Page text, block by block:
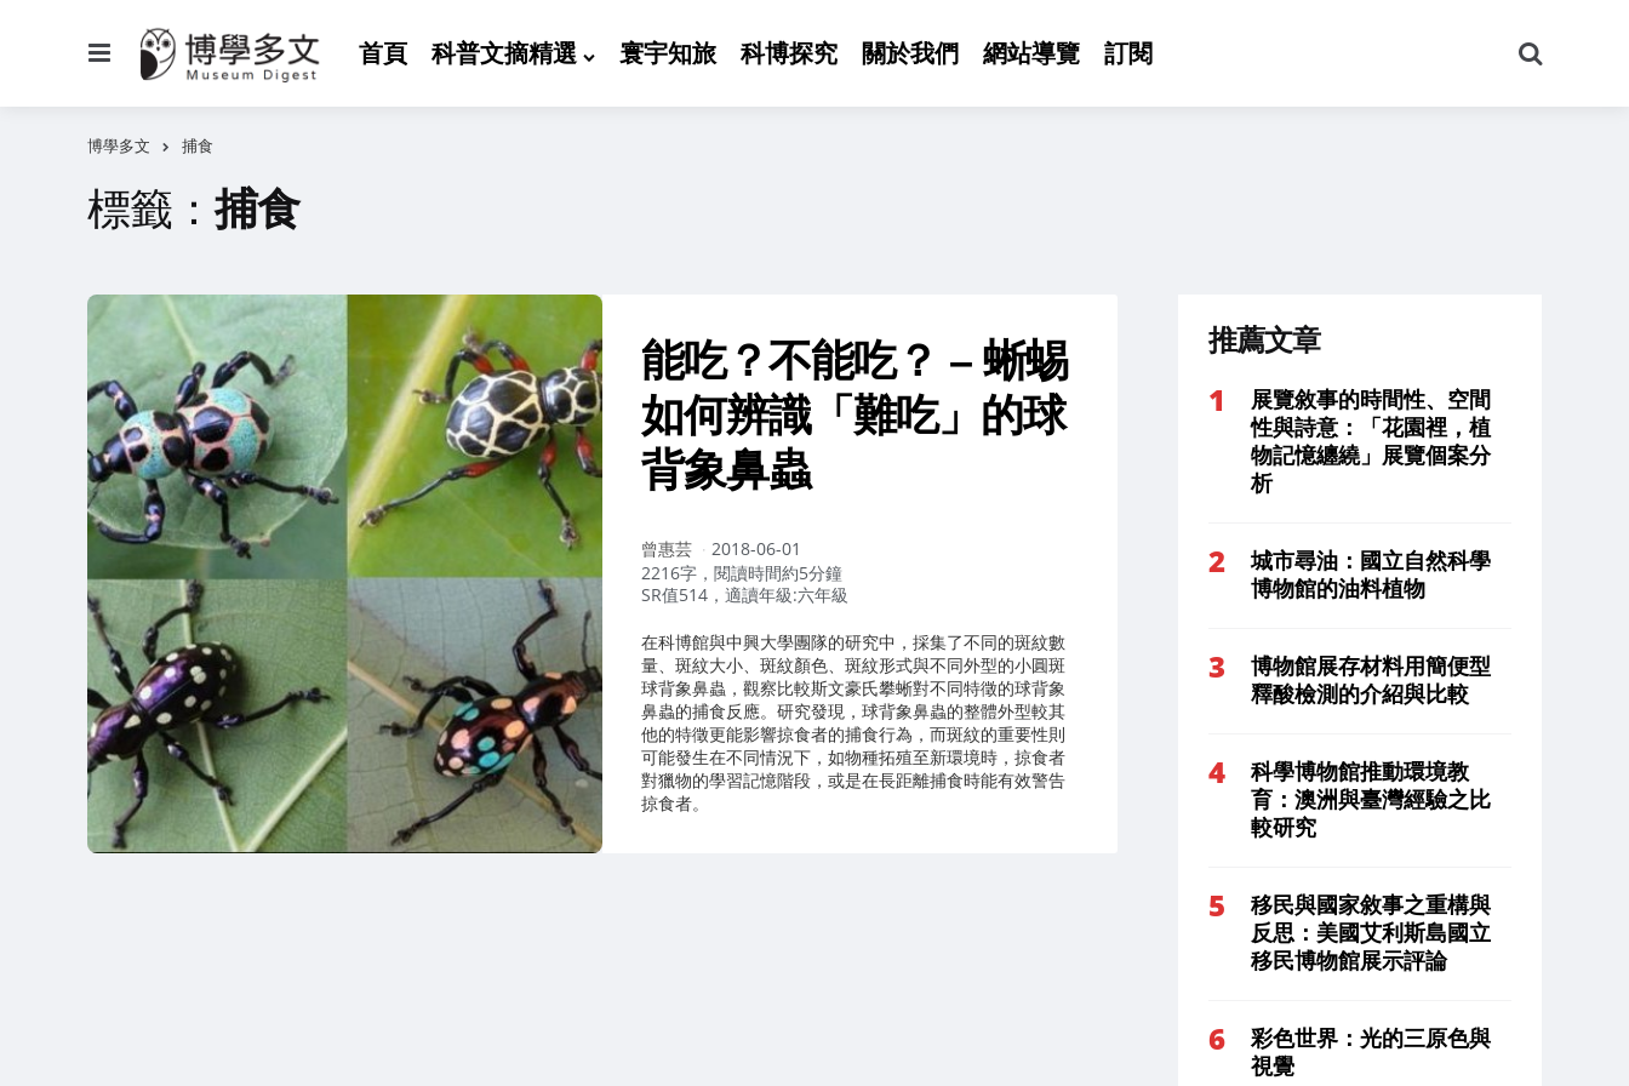
首頁 科普文摘精選 寰宇知旅 科博探究 關於我們 網站導覽 訂閱
尋
博學多文 捕食
標籤：捕食
能吃？不能吃？ – 蜥蜴
如何辨識「難吃」的球
背象鼻蟲
作
者：
曾惠芸
2018-06-01
2216字，閱讀時間約5分鐘
SR值514，適讀年級:六年級
在科博館與中興大學團隊的研究中，採集了不同的斑紋數
量、斑紋大小、斑紋顏色、斑紋形式與不同外型的小圓斑
球背象鼻蟲，觀察比較斯文豪氏攀蜥對不同特徵的球背象
鼻蟲的捕食反應。研究發現，球背象鼻蟲的整體外型較其
他的特徵更能影響掠食者的捕食行為，而斑紋的重要性則
可能發生在不同情況下，如物種拓殖至新環境時，掠食者
對獵物的學習記憶階段，或是在長距離捕食時能有效警告
掠食者。
推薦文章
展覽敘事的時間性、空間
性與詩意：「花園裡，植
物記憶纏繞」展覽個案分
析
城市尋油：國立自然科學
博物館的油料植物
博物館展存材料用簡便型
釋酸檢測的介紹與比較
科學博物館推動環境教
育：澳洲與臺灣經驗之比
較研究
移民與國家敘事之重構與
反思：美國艾利斯島國立
移民博物館展示評論
彩色世界：光的三原色與
視覺